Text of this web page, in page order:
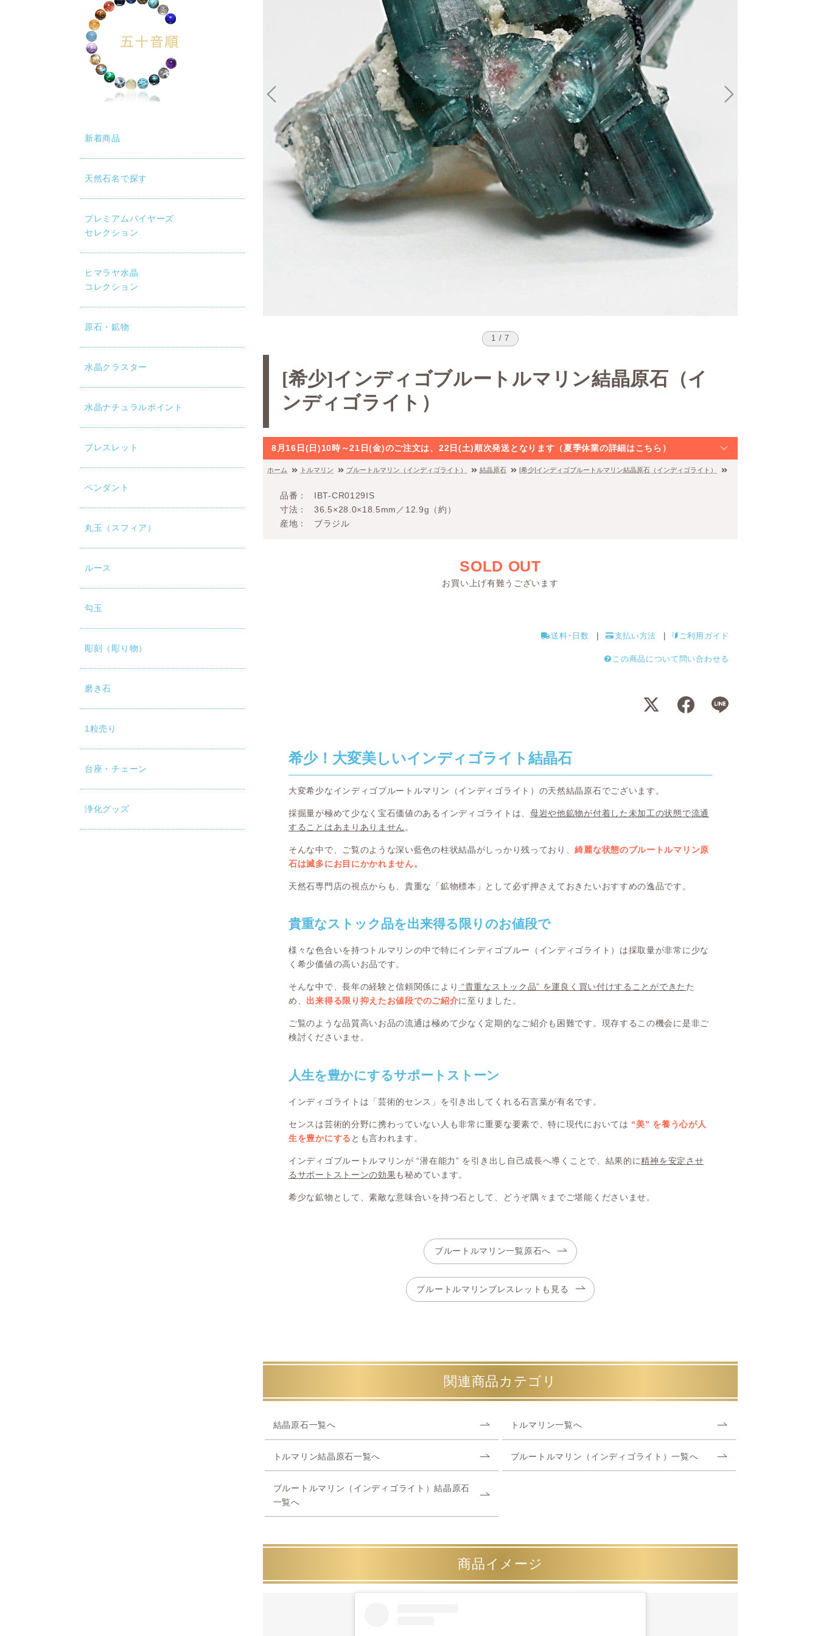
新着商品
天然石名で探す
プレミアムバイヤーズ
セレクション
ヒマラヤ水晶
コレクション
原石・鉱物
水晶クラスター
水晶ナチュラルポイント
ブレスレット
ペンダント
丸玉（スフィア）
ルース
勾玉
彫刻（彫り物）
磨き石
1粒売り
台座・チェーン
浄化グッズ
1 / 7
[希少]インディゴブルートルマリン結晶原石（イ
ンディゴライト）
8月16日(日)10時～21日(金)のご注文は、22日(土)順次発送となります（夏季休業の詳細はこちら）
ホーム トルマリン ブルートルマリン（インディゴライト） 結晶原石 [希少]インディゴブルートルマリン結晶原石（インディゴライト）
品番
IBT-CR0129IS
寸法
36.5×28.0×18.5mm／12.9g（約）
産地
ブラジル
SOLD OUT
お買い上げ有難うございます
送料･日数 支払い方法 ご利用ガイド
この商品について問い合わせる
希少！大変美しいインディゴライト結晶石
大変希少なインディゴブルートルマリン（インディゴライト）の天然結晶原石でございます。
採掘量が極めて少なく宝石価値のあるインディゴライトは、 母岩や他鉱物が付着した未加工の状態で流通
することはあまりありません 。
そんな中で、ご覧のような深い藍色の柱状結晶がしっかり残っており、綺麗な状態のブルートルマリン原
石は滅多にお目にかかれません。
天然石専門店の視点からも、貴重な「鉱物標本」として必ず押さえておきたいおすすめの逸品です。
貴重なストック品を出来得る限りのお値段で
様々な色合いを持つトルマリンの中で特にインディゴブルー（インディゴライト）は採取量が非常に少な
く希少価値の高いお品です。
そんな中で、長年の経験と信頼関係により “貴重なストック品” を運良く買い付けすることができた た
め、 出来得る限り抑えたお値段でのご紹介に至りました。
ご覧のような品質高いお品の流通は極めて少なく定期的なご紹介も困難です。現存するこの機会に是非ご
検討くださいませ。
人生を豊かにするサポートストーン
インディゴライトは「芸術的センス」を引き出してくれる石言葉が有名です。
センスは芸術的分野に携わっていない人も非常に重要な要素で、特に現代においては “美” を養う心が人
生を豊かにする とも言われます。
インディゴブルートルマリンが “潜在能力” を引き出し自己成長へ導くことで、結果的に精神を安定させ
るサポートストーンの効果も秘めています。
希少な鉱物として、素敵な意味合いを持つ石として、どうぞ隅々までご堪能くださいませ。
ブルートルマリン一覧原石へ
ブルートルマリンブレスレットも見る
関連商品カテゴリ
結晶原石一覧へ トルマリン一覧へ
トルマリン結晶原石一覧へ ブルートルマリン（インディゴライト）一覧へ
ブルートルマリン（インディゴライト）結晶原石
一覧へ
商品イメージ